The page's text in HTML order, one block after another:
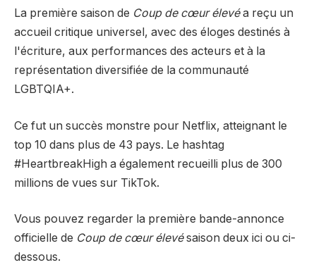
La première saison de Coup de cœur élevéa reçu un
accueil critique universel, avec des éloges destinés à
l'écriture, aux performances des acteurs et à la
représentation diversifiée de la communauté
LGBTQIA+.
Ce fut un succès monstre pour Netflix, atteignant le
top 10 dans plus de 43 pays. Le hashtag
#HeartbreakHigh a également recueilli plus de 300
millions de vues sur TikTok.
Vous pouvez regarder la première bande-annonce
officielle de Coup de cœur élevésaison deux ici ou ci-
dessous.